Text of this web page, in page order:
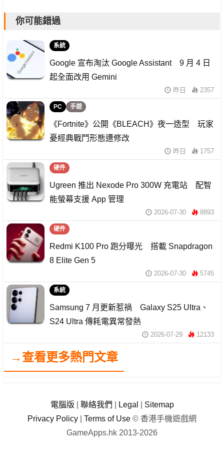
你可能錯過
系統
Google 宣布淘汰 Google Assistant 9 月 4 日
起全面改用 Gemini
昨日 2357
PC 手遊
《Fortnite》公開《BLEACH》夜一造型 玩家
憂經典戰鬥形態遭修改
昨日 1757
硬件
Ugreen 推出 Nexode Pro 300W 充電站 配智
能螢幕支援 App 管理
2026-07-30 8893
硬件
Redmi K100 Pro 跑分曝光 搭載 Snapdragon
8 Elite Gen 5
2026-07-30 5745
系統
Samsung 7 月更新惹禍 Galaxy S25 Ultra、
S24 Ultra 傳耗電異常發熱
2026-07-29 12133
→查看更多熱門文章
電腦版 聯絡我們 Legal
Sitemap
Privacy Policy
Terms of Use © 香港手機遊戲網
GameApps.hk 2013-2026